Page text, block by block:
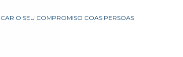
O SEU COMPROMISO COAS PERSOAS